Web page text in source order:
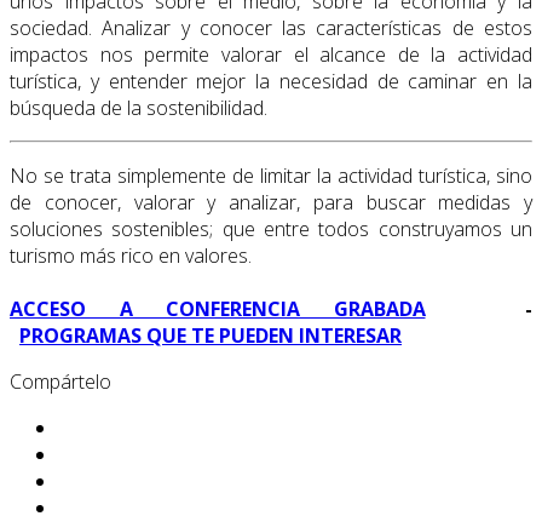
sociedad. Analizar y conocer las características de estos
impactos nos permite valorar el alcance de la actividad
turística, y entender mejor la necesidad de caminar en la
búsqueda de la sostenibilidad.
No se trata simplemente de limitar la actividad turística, sino
de conocer, valorar y analizar, para buscar medidas y
soluciones sostenibles; que entre todos construyamos un
turismo más rico en valores.
ACCESO A CONFERENCIA GRABADA-
PROGRAMAS QUE TE PUEDEN INTERESAR
Compártelo